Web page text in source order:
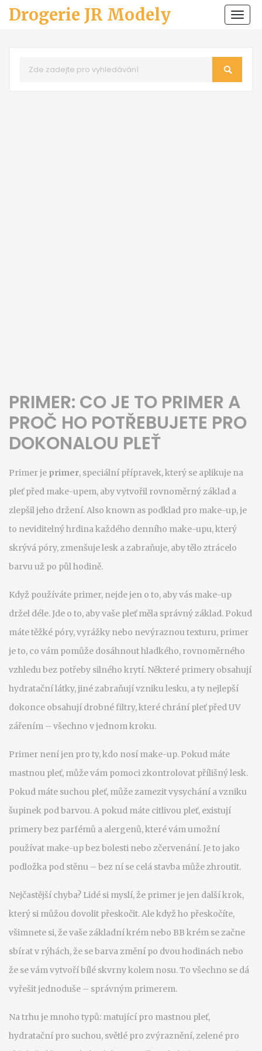
Drogerie JR Modely
PRIMER: CO JE TO PRIMER A
PROČ HO POTŘEBUJETE PRO
DOKONALOU PLEŤ
Primer je primer, speciální přípravek, který se aplikuje na
pleť před make-upem, aby vytvořil rovnoměrný základ a
zlepšil jeho držení. Also known as podklad pro make-up, je
to neviditelný hrdina každého denního make-upu, který
skrývá póry, zmenšuje lesk a zabraňuje, aby tělo ztrácelo
barvu už po půl hodině.
Když používáte primer, nejde jen o to, aby vás make-up
držel déle. Jde o to, aby vaše pleť měla správný základ. Pokud
máte těžké póry, vyrážky nebo nevýraznou texturu, primer
je to, co vám pomůže dosáhnout hladkého, rovnoměrného
vzhledu bez potřeby silného krytí. Některé primery obsahují
hydratační látky, jiné zabraňují vzniku lesku, a ty nejlepší
dokonce obsahují drobné filtry, které chrání pleť před UV
zářením – všechno v jednom kroku.
Primer není jen pro ty, kdo nosí make-up. Pokud máte
mastnou pleť, může vám pomoci zkontrolovat přílišný lesk.
Pokud máte suchou pleť, může zamezit vysychání a vzniku
šupinek pod barvou. A pokud máte citlivou pleť, existují
primery bez parfémů a alergenů, které vám umožní
používat make-up bez bolesti nebo zčervenání. Je to jako
podložka pod stěnu – bez ní se celá stavba může zhroutit.
Nejčastější chyba? Lidé si myslí, že primer je jen další krok,
který si můžou dovolit přeskočit. Ale když ho přeskočíte,
všimnete si, že vaše základní krém nebo BB krém se začne
sbírat v rýhách, že se barva změní po dvou hodinách nebo
že se vám vytvoří bílé skvrny kolem nosu. To všechno se dá
vyřešit jednoduše – správným primerem.
Na trhu je mnoho typů: matující pro mastnou pleť,
hydratační pro suchou, světlé pro zvýraznění, zelené pro